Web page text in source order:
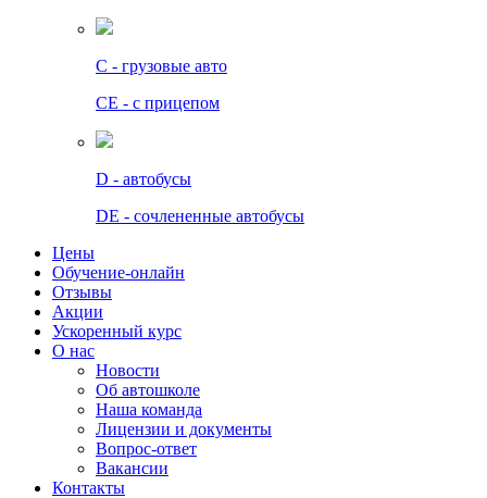
C - грузовые авто
СЕ - с прицепом
D - автобусы
DE - сочлененные автобусы
Цены
Обучение-онлайн
Отзывы
Акции
Ускоренный курс
О нас
Новости
Об автошколе
Наша команда
Лицензии и документы
Вопрос-ответ
Вакансии
Контакты